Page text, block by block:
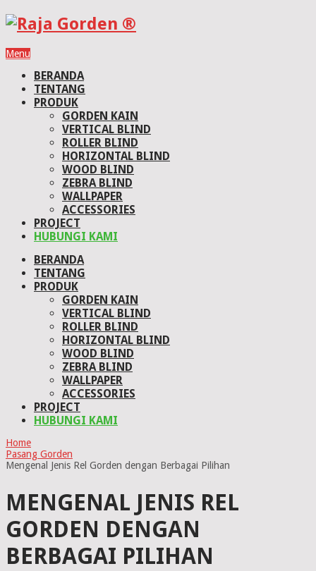
Menu
BERANDA
TENTANG
PRODUK
GORDEN KAIN
VERTICAL BLIND
ROLLER BLIND
HORIZONTAL BLIND
WOOD BLIND
ZEBRA BLIND
WALLPAPER
ACCESSORIES
PROJECT
HUBUNGI KAMI
BERANDA
TENTANG
PRODUK
GORDEN KAIN
VERTICAL BLIND
ROLLER BLIND
HORIZONTAL BLIND
WOOD BLIND
ZEBRA BLIND
WALLPAPER
ACCESSORIES
PROJECT
HUBUNGI KAMI
Home
Pasang Gorden
Mengenal Jenis Rel Gorden dengan Berbagai Pilihan
MENGENAL JENIS REL
GORDEN DENGAN
BERBAGAI PILIHAN